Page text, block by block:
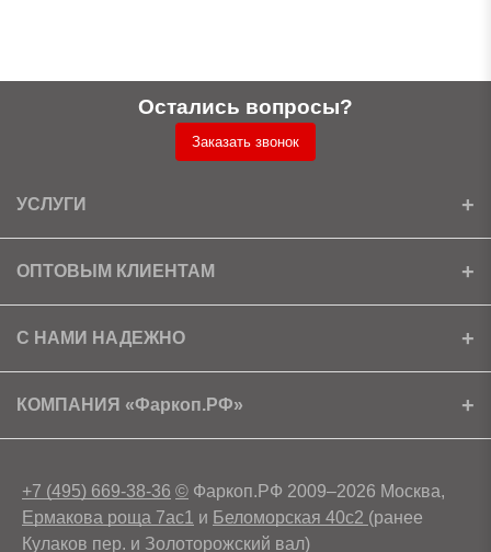
Остались вопросы?
Заказать звонок
УСЛУГИ
Установка
Доставка
ОПТОВЫМ КЛИЕНТАМ
Ищем партнеров
Скачать прайс
С НАМИ НАДЕЖНО
Сертификаты
Условия возврата
КОМПАНИЯ «Фаркоп.РФ»
+7 (495) 669-38-36 © Фаркоп.РФ 2009–2026 Москва,
Ермакова роща 7ас1 и Беломорская 40с2 (ранее
Кулаков пер. и Золоторожский вал)